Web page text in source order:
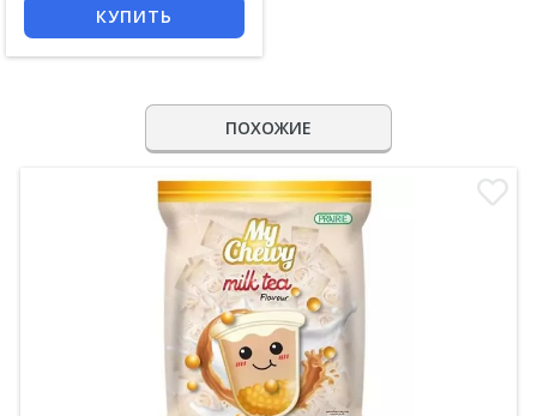
КУПИТЬ
ПОХОЖИЕ